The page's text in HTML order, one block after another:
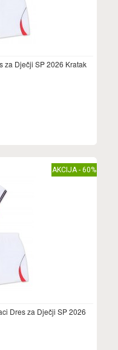
za Dječji SP 2026 Kratak
AKCIJA - 60%
Dres za Dječji SP 2026